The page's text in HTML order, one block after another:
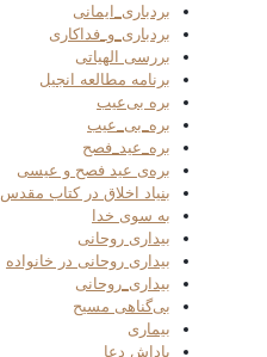
بردباری_ایمانی
بردباری_و_فداکاری
بررسی الهیاتی
برنامه مطالعه انجیل
بره بی‌عیب
بره_بی_عیب
بره_عید_فصح
بره‌ی عید فصح و عیسی
بنیاد اخلاق در کتاب مقدس
به سوی خدا
بیداری روحانی
بیداری روحانی در خانواده
بیداری_روحانی
بی‌گناهی مسیح
بیماری
پاداش دعا